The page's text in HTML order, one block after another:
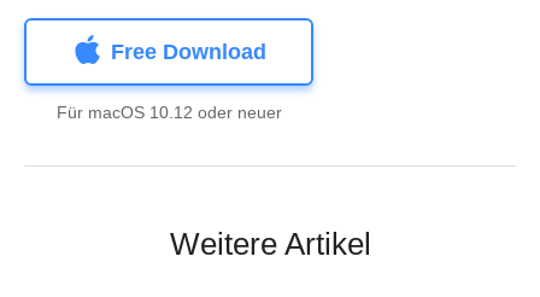
Free Download
Für macOS 10.12 oder neuer
Weitere Artikel